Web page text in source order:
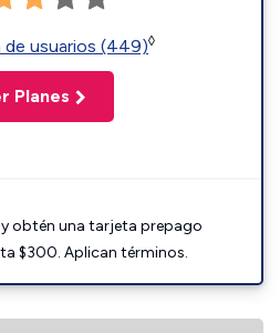
de usuarios (449)◊
Planes
obtén una tarjeta prepago
$300. Aplican términos.